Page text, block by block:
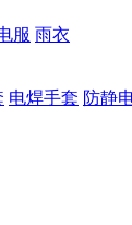
服 雨衣
电焊手套 防静